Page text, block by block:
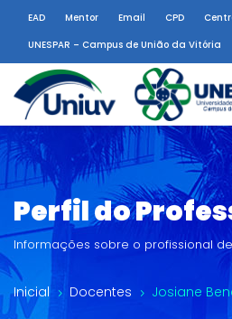
EAD Mentor Email CPD
UNESPAR – Campus de União da Vitória
Perfil do
Informações sobre o profissional
Inicial 5 Docentes 5 Josiane